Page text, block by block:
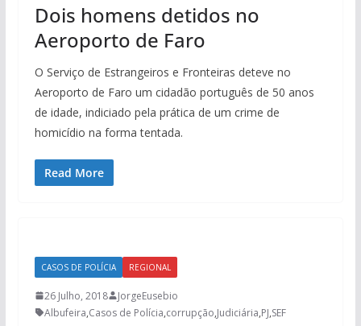
Dois homens detidos no
Aeroporto de Faro
O Serviço de Estrangeiros e Fronteiras deteve no
Aeroporto de Faro um cidadão português de 50 anos
de idade, indiciado pela prática de um crime de
homicídio na forma tentada.
Read More
CASOS DE POLÍCIA REGIONAL
26 Julho, 2018
JorgeEusebio
Albufeira,Casos de Polícia,corrupção,Judiciária,PJ,SEF